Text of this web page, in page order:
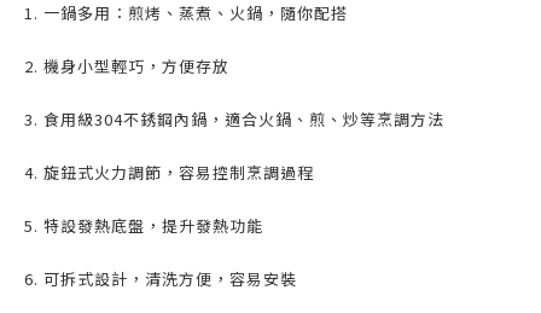
1. 一鍋多用：煎烤、蒸煮、火鍋，隨你配搭
2. 機身小型輕巧，方便存放
3. 食用級304不銹鋼內鍋，適合火鍋、煎、炒等烹調方法
4. 旋鈕式火力調節，容易控制烹調過程
5. 特設發熱底盤，提升發熱功能
6. 可拆式設計，清洗方便，容易安裝